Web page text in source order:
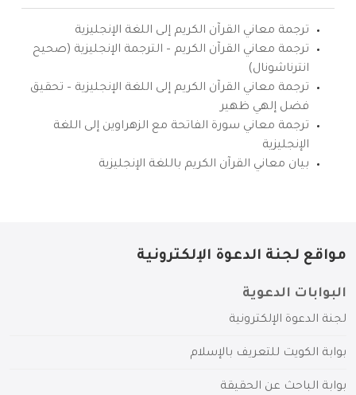
ترجمة معاني القرآن الكريم إلى اللغة الإنجليزية
ترجمة معاني القرآن الكريم – الترجمة الإنجليزية (صحيح
انترناشونال)
ترجمة معاني القرآن الكريم إلى اللغة الإنجليزية – تحقيق
فضل إلهي ظهير
ترجمة معاني سورة الفاتحة مع الزهراوين إلى اللغة
الإنجليزية
بيان معاني القرآن الكريم باللغة الإنجليزية
مواقع لجنة الدعوة الإلكترونية
البوابات الدعوية
لجنة الدعوة الإلكترونية
بوابة الكويت للتعريف بالإسلام
بوابة الباحث عن الحقيقة